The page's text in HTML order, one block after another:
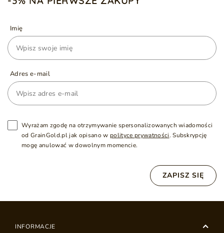
Imię
Adres e-mail
Wyrażam zgodę na otrzymywanie spersonalizowanych wiadomości
od GrainGold.pl jak opisano w polityce prywatności. Subskrypcję
mogę anulować w dowolnym momencie.
ZAPISZ SIĘ
INFORMACJE